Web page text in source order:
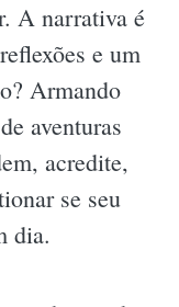
A narrativa é
e um
Armando
aventuras
acredite,
se seu
dia.